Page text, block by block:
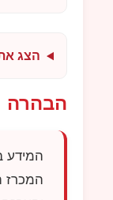
הצג את
הבהרה
המידע
המכרז